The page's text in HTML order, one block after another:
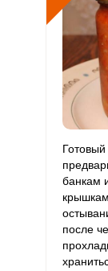
банкам
после